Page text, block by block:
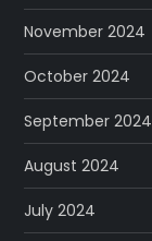
November 2024
October 2024
September 2024
August 2024
July 2024